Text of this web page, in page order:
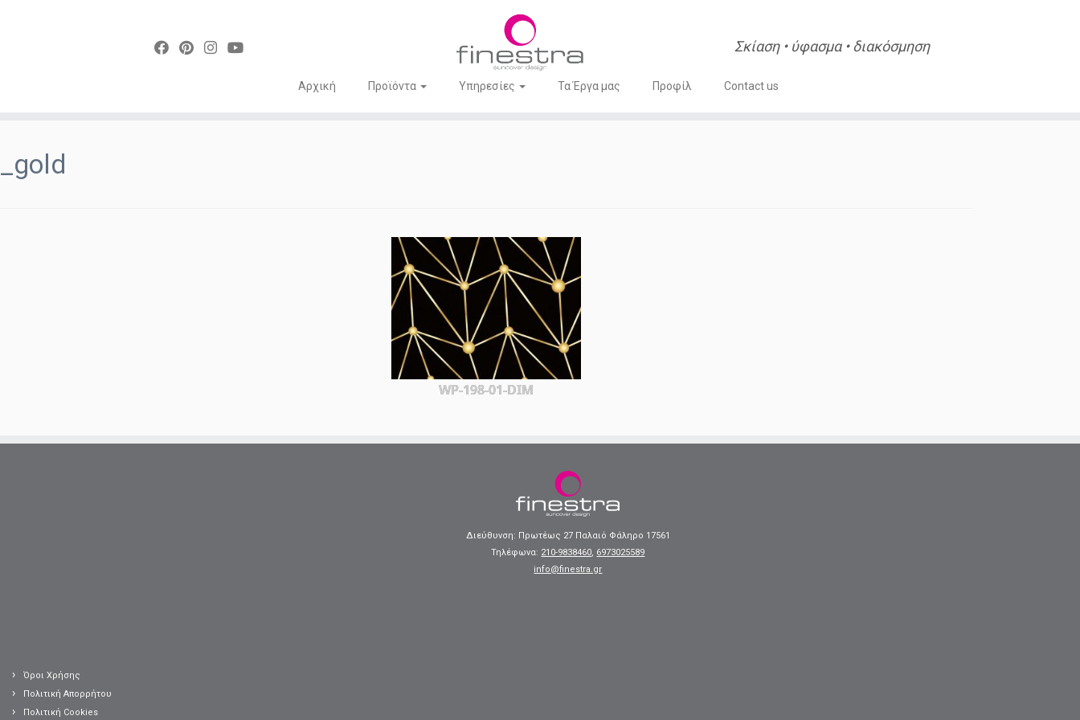
content
Σκίαση • ύφασμα • διακόσμηση
Αρχική Προϊόντα Υπηρεσίες Τα Έργα μας Προφίλ Contact us
_gold
WP-198-01-DIM
Όροι Χρήσης
Πολιτική Απορρήτου
Πολιτική Cookies
Διεύθυνση: Πρωτέως 27 Παλαιό Φάληρο 17561
Τηλέφωνα: 210-9838460, 6973025589
info@finestra.gr